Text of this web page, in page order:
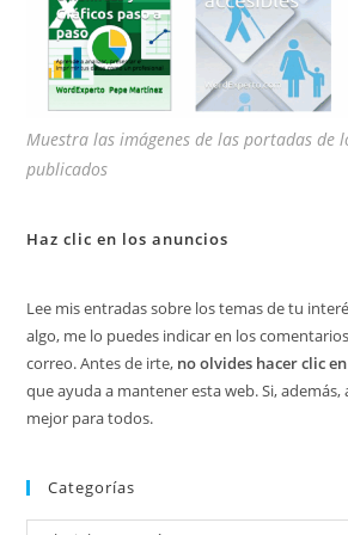
Muestra las imágenes de las portadas de
publicados
Haz clic en los anuncios
Lee mis entradas sobre los temas de tu
algo, me lo puedes indicar en los
correo. Antes de irte, no olvides hacer clic
que ayuda a mantener esta web. Si, además,
mejor para todos.
Categorías